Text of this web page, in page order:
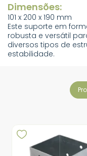
Dimensões:
101 x 200 x 190 mm
Este suporte em
robusta e versátil
diversos tipos de
estabilidade.